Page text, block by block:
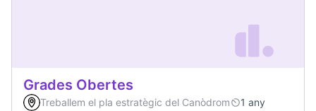
Grades Obertes
Treballem el pla estratègic del Canòdrom
1 any